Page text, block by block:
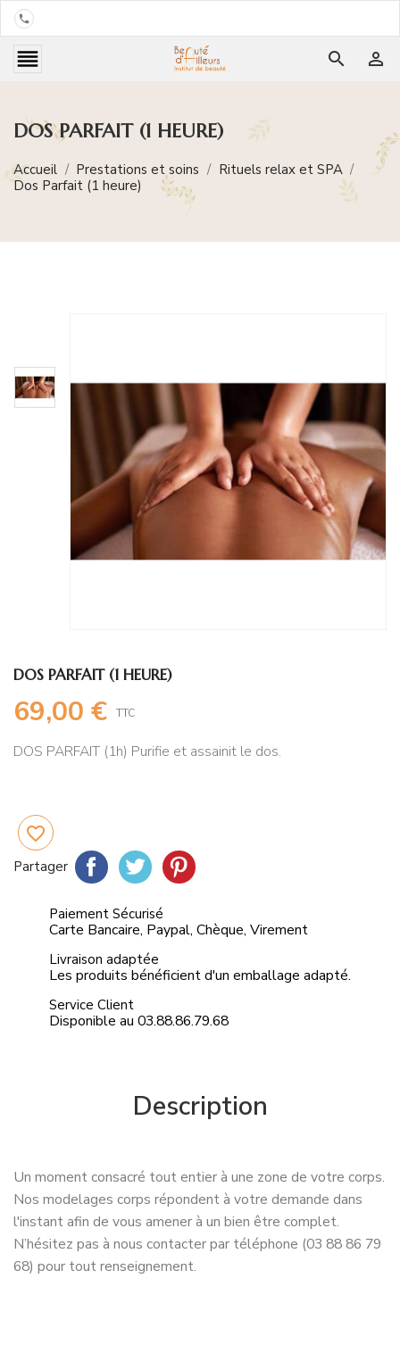

 search 
DOS PARFAIT (1 HEURE)
Accueil Prestations et soins
Rituels relax et SPA
Dos Parfait (1 heure)
DOS PARFAIT (1 HEURE)
69,00 € TTC
DOS PARFAIT (1h) Purifie et assainit le dos.
favorite_border
Partager
PartagerTweet Pinterest
Paiement Sécurisé
Carte Bancaire, Paypal, Chèque, Virement
Livraison adaptée
Les produits bénéficient d'un emballage adapté.
Service Client
Disponible au 03.88.86.79.68
Description
Un moment consacré tout entier à une zone de votre corps.
Nos modelages corps répondent à votre demande dans
l'instant afin de vous amener à un bien être complet.
N’hésitez pas à nous contacter par téléphone (03 88 86 79
68) pour tout renseignement.